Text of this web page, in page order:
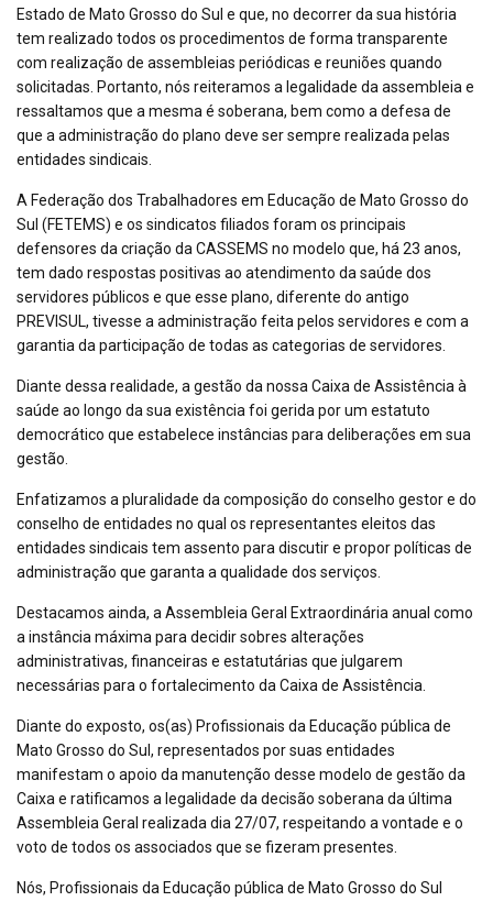
Estado de Mato Grosso do Sul e que, no decorrer da sua história
tem realizado todos os procedimentos de forma transparente
com realização de assembleias periódicas e reuniões quando
solicitadas. Portanto, nós reiteramos a legalidade da assembleia e
ressaltamos que a mesma é soberana, bem como a defesa de
que a administração do plano deve ser sempre realizada pelas
entidades sindicais.
A Federação dos Trabalhadores em Educação de Mato Grosso do
Sul (FETEMS) e os sindicatos filiados foram os principais
defensores da criação da CASSEMS no modelo que, há 23 anos,
tem dado respostas positivas ao atendimento da saúde dos
servidores públicos e que esse plano, diferente do antigo
PREVISUL, tivesse a administração feita pelos servidores e com a
garantia da participação de todas as categorias de servidores.
Diante dessa realidade, a gestão da nossa Caixa de Assistência à
saúde ao longo da sua existência foi gerida por um estatuto
democrático que estabelece instâncias para deliberações em sua
gestão.
Enfatizamos a pluralidade da composição do conselho gestor e do
conselho de entidades no qual os representantes eleitos das
entidades sindicais tem assento para discutir e propor políticas de
administração que garanta a qualidade dos serviços.
Destacamos ainda, a Assembleia Geral Extraordinária anual como
a instância máxima para decidir sobres alterações
administrativas, financeiras e estatutárias que julgarem
necessárias para o fortalecimento da Caixa de Assistência.
Diante do exposto, os(as) Profissionais da Educação pública de
Mato Grosso do Sul, representados por suas entidades
manifestam o apoio da manutenção desse modelo de gestão da
Caixa e ratificamos a legalidade da decisão soberana da última
Assembleia Geral realizada dia 27/07, respeitando a vontade e o
voto de todos os associados que se fizeram presentes.
Nós, Profissionais da Educação pública de Mato Grosso do Sul